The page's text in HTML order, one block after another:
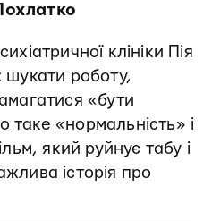
клініки Пія
шукати роботу,
«бути
«нормальність» і
який руйнує табу і
історія про